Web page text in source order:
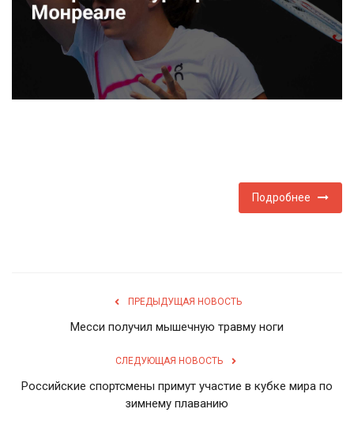
Туризм
Недвижимость
Авто
Подробнее
ПРЕДЫДУЩАЯ НОВОСТЬ
Месси получил мышечную травму ноги
СЛЕДУЮЩАЯ НОВОСТЬ
Российские спортсмены примут участие в кубке мира по
зимнему плаванию